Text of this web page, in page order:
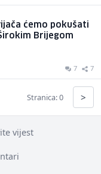
ćemo pokušati
Brijegom
7 7
Stranica: 0 >
vijest